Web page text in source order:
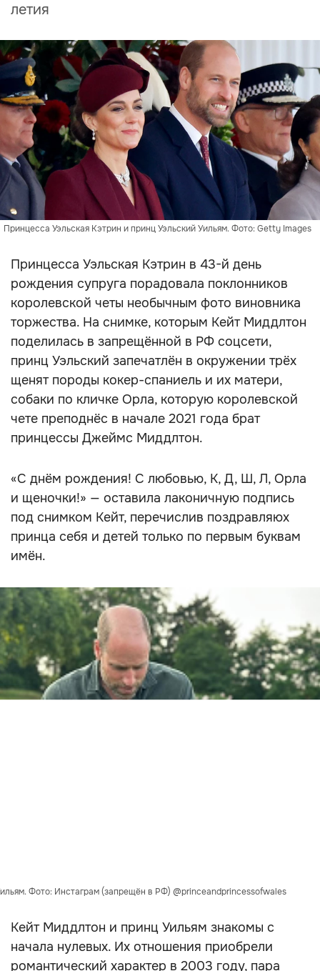
летия
Принцесса Уэльская Кэтрин и принц Уэльский Уильям. Фото: Getty Images
Принцесса Уэльская Кэтрин в 43-й день
рождения супруга порадовала поклонников
королевской четы необычным фото виновника
торжества. На снимке, которым Кейт Миддлтон
поделилась в запрещённой в РФ соцсети,
принц Уэльский запечатлён в окружении трёх
щенят породы кокер-спаниель и их матери,
собаки по кличке Орла, которую королевской
чете преподнёс в начале 2021 года брат
принцессы Джеймс Миддлтон.
«С днём рождения! С любовью, К, Д, Ш, Л, Орла
и щеночки!» — оставила лаконичную подпись
под снимком Кейт, перечислив поздравляюх
принца себя и детей только по первым буквам
имён.
Фото: Инстаграм (запрещён в РФ) @princeandprincessofwales
Кейт Миддлтон и принц Уильям знакомы с
начала нулевых. Их отношения приобрели
романтический характер в 2003 году, пара